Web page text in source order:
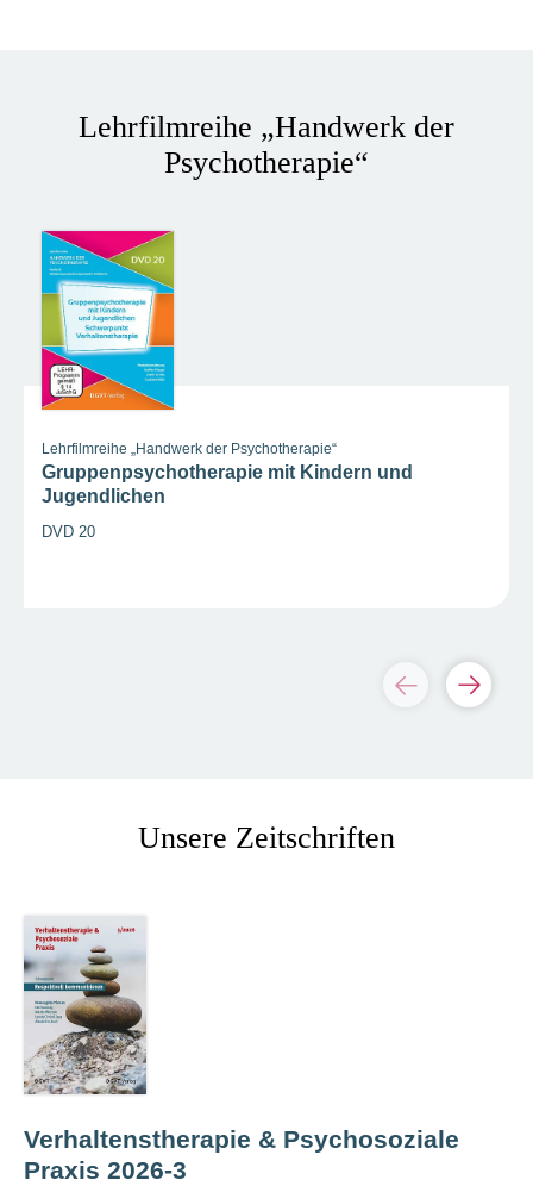
Lehrfilmreihe „Handwerk der
Psychotherapie“
Lehrfilmreihe „Handwerk der Psychotherapie“
Gruppenpsychotherapie mit Kindern und
Jugendlichen
DVD 20
Unsere Zeitschriften
Verhaltenstherapie & Psychosoziale
Praxis 2026-3